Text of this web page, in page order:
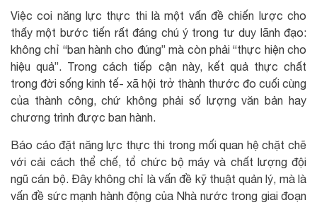
Việc coi năng lực thực thi là một vấn đề chiến lược cho
thấy một bước tiến rất đáng chú ý trong tư duy lãnh đạo:
không chỉ “ban hành cho đúng” mà còn phải “thực hiện cho
hiệu quả”. Trong cách tiếp cận này, kết quả thực chất
trong đời sống kinh tế- xã hội trở thành thước đo cuối cùng
của thành công, chứ không phải số lượng văn bản hay
chương trình được ban hành.
Báo cáo đặt năng lực thực thi trong mối quan hệ chặt chẽ
với cải cách thể chế, tổ chức bộ máy và chất lượng đội
ngũ cán bộ. Đây không chỉ là vấn đề kỹ thuật quản lý, mà là
vấn đề sức mạnh hành động của Nhà nước trong giai đoạn